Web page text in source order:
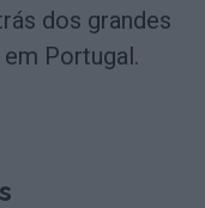
dos grandes
Portugal.